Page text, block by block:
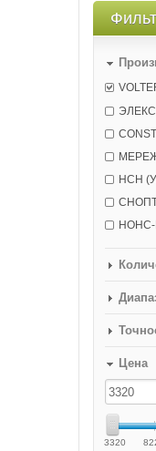
ЭЛЕКС
НСН
СНОПТ
НОНС-
Цена
3320